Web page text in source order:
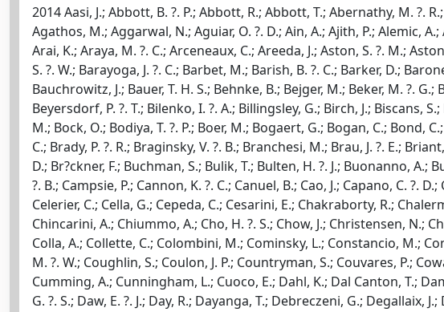
2014 Aasi, J.; Abbott, B. ?. P.; Abbott, R.; Abbott, T.; Abernathy, M. ?. R.; Accadia, T.; Acernese, F.; Ackley, K.; Adams, C.; Adams, T.; Addesso, P.; Adhikari, R. ?. X.; Affeldt, C.; Agathos, M.; Aggarwal, N.; Aguiar, O. ?. D.; Ain, A.; Ajith, P.; Alemic, A.; Allen, B.; Allocca, A.; Amariutei, D.; Andersen, M.; Anderson, R.; Anderson, S. ?. B.; Anderson, W. ?. G.; Arai, K.; Araya, M. ?. C.; Arceneaux, C.; Areeda, J.; Aston, S. ?. M.; Astone, P.; Aufmuth, P.; Aulbert, C.; Austin, L.; Aylott, B. ?. E.; Babak, S.; Baker, P. ?. T.; Ballardin, G.; Ballmer, S. ?. W.; Barayoga, J. ?. C.; Barbet, M.; Barish, B. ?. C.; Barker, D.; Barone, F.; Barr, B.; Barsotti, L.; Barsuglia, M.; Barton, M. ?. A.; Bartos, I.; Bassiri, R.; Basti, A.; Batch, J. ?. C.; Bauchrowitz, J.; Bauer, T. H. S.; Behnke, B.; Bejger, M.; Beker, M. ?. G.; Belczynski, C.; Bell, A. ?. S.; Bell, C.; Bergmann, G.; Bersanetti, D.; Bertolini, A.; Betzwieser, J.; Beyersdorf, P. ?. T.; Bilenko, I. ?. A.; Billingsley, G.; Birch, J.; Biscans, S.; Bitossi, M.; Bizouard, M. ?. A.; Black, E.; Blackburn, J. ?. K.; Blackburn, L.; Blair, D.; Bloemen, S.; Blom, M.; Bock, O.; Bodiya, T. ?. P.; Boer, M.; Bogaert, G.; Bogan, C.; Bond, C.; Bondu, F.; Bonelli, L.; Bonnand, R.; Bork, R.; Born, M.; Boschi, V.; Bose, Sukanta; Bosi, L.; Bradaschia, C.; Brady, P. ?. R.; Braginsky, V. ?. B.; Branchesi, M.; Brau, J. ?. E.; Briant, T.; Bridges, D. ?. O.; Brillet, A.; Brinkmann, M.; Brisson, V.; Brooks, A. ?. F.; Brown, D. ?. A.; Brown, D. ?. D.; Br?ckner, F.; Buchman, S.; Bulik, T.; Bulten, H. ?. J.; Buonanno, A.; Burman, R.; Buskulic, D.; Buy, C.; Cadonati, L.; Cagnoli, G.; Bustillo, J. Calder?n.; Calloni, Enrico; Camp, J. ?. B.; Campsie, P.; Cannon, K. ?. C.; Canuel, B.; Cao, J.; Capano, C. ?. D.; Carbognani, F.; Carbone, L.; Caride, S.; Castiglia, A.; Caudill, S.; Cavagli?, M.; Cavalier, F.; Cavalieri, R.; Celerier, C.; Cella, G.; Cepeda, C.; Cesarini, E.; Chakraborty, R.; Chalermsongsak, T.; Chamberlin, S. ?. J.; Chao, S.; Charlton, P.; Chassande Mottin, E.; Chen, X.; Chen, Y.; Chincarini, A.; Chiummo, A.; Cho, H. ?. S.; Chow, J.; Christensen, N.; Chu, Q.; Chua, S. ?. S. ?. Y.; Chung, S.; Ciani, G.; Clara, F.; Clark, J. ?. A.; Cleva, F.; Coccia, E.; Cohadon, P. F.; Colla, A.; Collette, C.; Colombini, M.; Cominsky, L.; Constancio, M.; Conte, A.; Cook, D.; Corbitt, T. ?. R.; Cordier, M.; Cornish, N.; Corpuz, A.; Corsi, A.; Costa, C. ?. A.; Coughlin, M. ?. W.; Coughlin, S.; Coulon, J. P.; Countryman, S.; Couvares, P.; Coward, D. ?. M.; Cowart, M.; Coyne, D. ?. C.; Coyne, R.; Craig, K.; Creighton, J. ?. D. ?. E.; Crowder, S. ?. G.; Cumming, A.; Cunningham, L.; Cuoco, E.; Dahl, K.; Dal Canton, T.; Damjanic, M.; Danilishin, S. ?. L.; D?antonio, S.; Danzmann, K.; Dattilo, V.; Daveloza, H.; Davier, M.; Davies, G. ?. S.; Daw, E. ?. J.; Day, R.; Dayanga, T.; Debreczeni, G.; Degallaix, J.; Del?glise, S.; Del Pozzo, W.; Denker, T.; Dent, T.; Dereli, H.; Dergachev, V.; De Rosa, Rosario; Derosa, R. ?. T.; Desalvo, R.; Dhurandhar, S.; D?az, M.; Di Fiore, L.; Di Lieto, A.; Di Palma, I.; Di Virgilio, A.; Donath, A.; Donovan, F.; Dooley, K. ?. L.; Doravari, S.; Dossa, S.; Douglas, R.; Downes, T. ?. P.; Drago, M.; Drever, R. ?. W. ?. P.; Driggers, J. ?. C.; Du, Z.; Dwyer, S.; Eberle, T.; Edo, T.; Edwards, M.; Effler, A.; Eggenstein, H.; Ehrens, P.; Eichholz, J.; Eikenberry, S. ?. S.; Endr?czi, G.; Essick, R.; Etzel, T.; Evans, M.; Evans, T.; Factourovich, M.; Fafone, V.; Fairhurst, S.; Fang, Q.; Farinon, S.; Farr, B.; Farr, W. ?. M.; Favata, M.; Fehrmann, H.; Fejer, M. ?. M.; Feldbaum, D.; Feroz, F.; Ferrante, I.; Ferrini, F.; Fidecaro, F.; Finn, L. ?. S.; Fiori, I.; Fisher, R. ?. P.; Flaminio, R.; Fournier, J. D.; Franco, S.; Frasca, S.; Frasconi, F.; Frede, M.; Frei, Z.; Freise, A.; Frey, R.; Fricke, T. ?. T.; Fritschel, P.; Frolov, V. ?. V.; Fulda, P.; Fyffe, M.; Gair, J.; Gammaitoni, L.; Gaonkar, S.; Garufi, Fabio; Gehrels, N.; Gemme, G.; Genin, E.; Gennai, A.; Ghosh, S.; Giaime, J. ?. A.; Giardina, K. ?. D.; Giazotto, A.; Gill, C.; Gleason, J.; Goetz, E.; Goetz, R.;